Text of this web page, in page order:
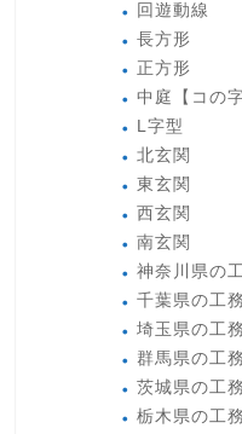
回遊動線
長方形
正方形
中庭【コの
L字型
北玄関
東玄関
西玄関
南玄関
神奈川県の
千葉県の工
埼玉県の工
群馬県の工
茨城県の工
栃木県の工